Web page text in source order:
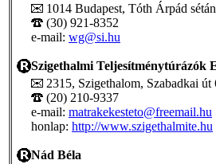
1014 Budapest, Tóth Árpád
(30) 921-8352
e-mail: wg@si.hu
Szigethalmi Teljesítménytúrázók
2315, Szigethalom, Szabadkai út
(20) 210-9337
e-mail: matrakekesteto@freemail.hu
honlap: http://www.szigethalmite.hu
Nád Béla